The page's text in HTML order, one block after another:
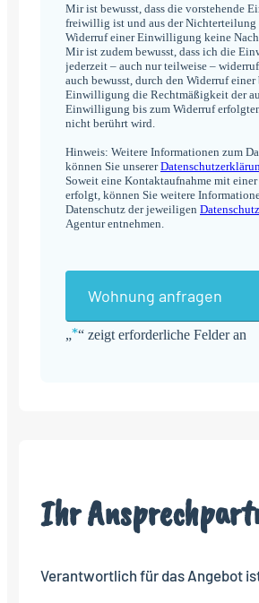
„*“ zeigt erforderliche Felder an
Mir ist bewusst, dass die vorstehende
freiwillig ist und aus der Nichterteilung
Widerruf einer Einwilligung keine
Mir ist zudem bewusst, dass ich die
jederzeit – auch nur teilweise –
auch bewusst, durch den Widerruf
Einwilligung die Rechtmäßigkeit der
Einwilligung bis zum Widerruf
nicht berührt wird.
Hinweis: Weitere Informationen zum
können Sie unserer
Soweit eine Kontaktaufnahme mit
erfolgt, können Sie weitere
Datenschutz der jeweiligen
Agentur entnehmen.
Wohnung anfragen
Ihr
Verantwortlich für das Angebot